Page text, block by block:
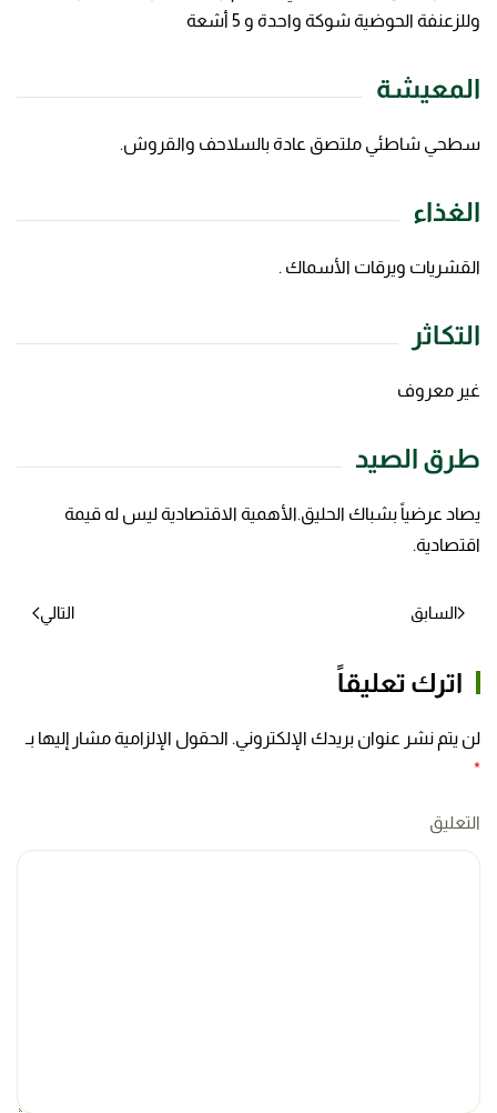
وللزعنفة الحوضية شوكة واحدة و 5 أشعة
المعيشة
سطحي شاطئي ملتصق عادة بالسلاحف والقروش.
الغذاء
القشريات ويرقات الأسماك .
التكاثر
غير معروف
طرق الصيد
يصاد عرضياً بشباك الحليق.الأهمية الاقتصادية ليس له قيمة
اقتصادية.
السابق التالي
اترك تعليقاً
لن يتم نشر عنوان بريدك الإلكتروني. الحقول الإلزامية مشار إليها بـ
*
التعليق